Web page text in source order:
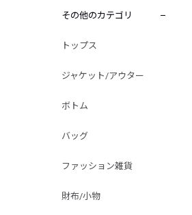
その他のカテゴリ
トップス
ジャケット/アウター
ボトム
バッグ
ファッション雑貨
財布/小物
別注限定 フード付き チェックシャツジャケット